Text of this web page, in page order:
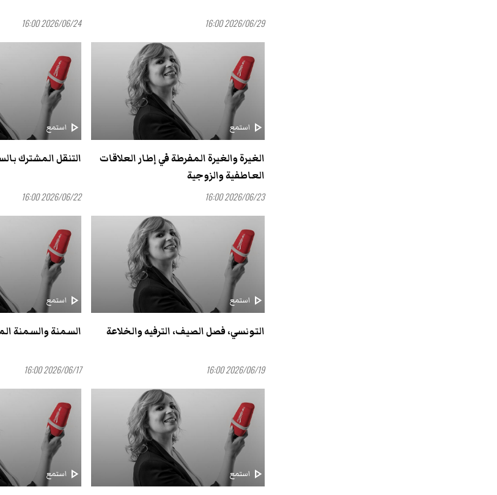
2026/06/29 16:00
2026/06/24 16:00
play_arrow استمع
الغيرة والغيرة المفرطة في إطار العلاقات
العاطفية والزوجية
2026/06/23 16:00
play_arrow استمع
التنقل المشترك
2026/06/22 16:00
play_arrow استمع
التونسي، فصل الصيف، الترفيه والخلاعة
2026/06/19 16:00
play_arrow استمع
السمنة والسمنة
2026/06/17 16:00
play_arrow استمع play_arrow استمع